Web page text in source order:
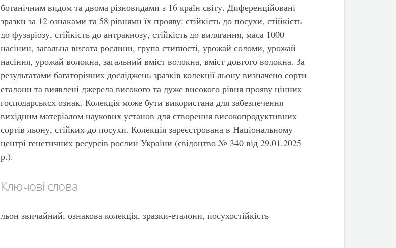
ботанічним видом та двома різновидами з 16 країн світу. Диференційовані
зразки за 12 ознаками та 58 рівнями їх прояву: стійкість до посухи, стійкість
до фузаріозу, стійкість до антракнозу, стійкість до вилягання, маса 1000
насінин, загальна висота рослини, група стиглості, урожай соломи, урожай
насіння, урожай волокна, загальний вміст волокна, вміст довгого волокна. За
результатами багаторічних досліджень зразків колекції льону визначено сорти-
еталони та виявлені джерела високого та дуже високого рівня прояву цінних
господарськсх ознак. Колекція може бути використана для забезпечення
вихідним матеріалом наукових установ для створення високопродуктивних
сортів льону, стійких до посухи. Колекція зареєстрована в Національному
центрі генетичних ресурсів рослин України (свідоцтво № 340 від 29.01.2025
р.).
Ключові слова
льон звичайний, ознакова колекція, зразки-еталони, посухостійкість